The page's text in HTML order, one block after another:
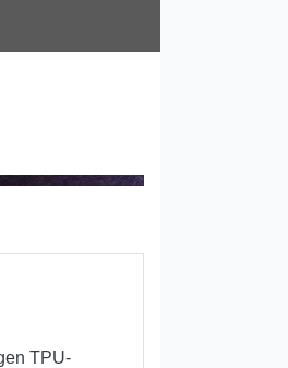
TPU-